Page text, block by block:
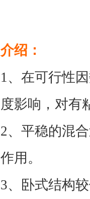
介绍：
1、在可行性
度影响，对有
2、平稳的混
作用。
3、卧式结构